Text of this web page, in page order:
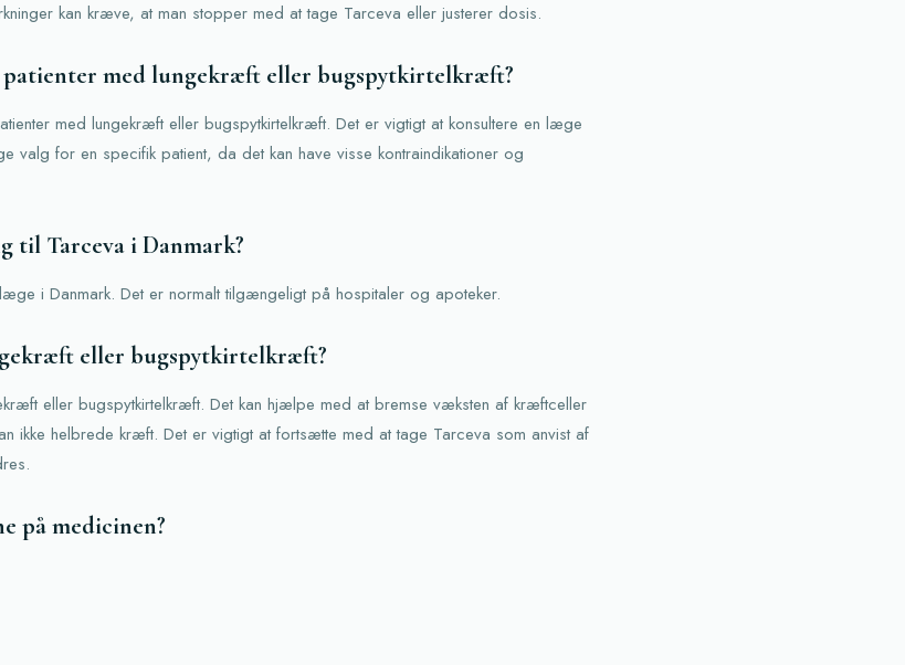
kan kræve, at man stopper med at tage Tarceva eller justerer dosis.
patienter med lungekræft eller bugspytkirtelkræft?
med lungekræft eller bugspytkirtelkræft. Det er vigtigt at konsultere en læge
valg for en specifik patient, da det kan have visse kontraindikationer og
til Tarceva i Danmark?
i Danmark. Det er normalt tilgængeligt på hospitaler og apoteker.
eller bugspytkirtelkræft?
eller bugspytkirtelkræft. Det kan hjælpe med at bremse væksten af kræftceller
ikke helbrede kræft. Det er vigtigt at fortsætte med at tage Tarceva som anvist af
på medicinen?